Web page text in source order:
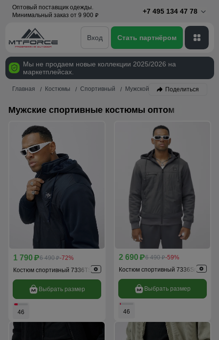
Оптовый поставщик одежды.
Минимальный заказ от 9 900 p
+7 495 134 47 78
Вход Стать партнёром
Мы не продаем новые коллекции 2025/2026 на
маркетплейсах.
Главная Костюмы Спортивный Мужской Поделиться
Мужские спортивные костюмы оптом
1 790 p6 490 p-72%
Костюм спортивный 7336TS
Выбрать размер
46
2 690 p6 490 p-59%
Костюм спортивный 7336Sr
Выбрать размер
46